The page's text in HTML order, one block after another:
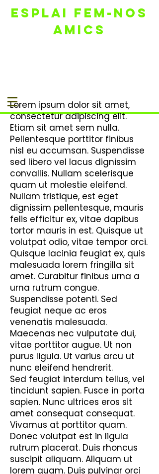
ESPLAI FEM-NOS
AMICS
Lorem ipsum dolor sit amet,
consectetur adipiscing elit.
Etiam sit amet sem nulla.
Pellentesque porttitor finibus
nisl eu accumsan. Suspendisse
sed libero vel lacus dignissim
convallis. Nullam scelerisque
quam ut molestie eleifend.
Nullam tristique, est eget
dignissim pellentesque, mauris
felis efficitur ex, vitae dapibus
tortor mauris in est. Quisque ut
volutpat odio, vitae tempor orci.
Quisque lacinia feugiat ex, quis
malesuada lorem fringilla sit
amet. Curabitur finibus urna a
urna rutrum congue.
Suspendisse potenti. Sed
feugiat neque ac eros
venenatis malesuada.
Maecenas nec vulputate dui,
vitae porttitor augue. Ut non
purus ligula. Ut varius arcu ut
nunc eleifend hendrerit.
Sed feugiat interdum tellus, vel
tincidunt sapien. Fusce in porta
sapien. Nunc ultrices eros sit
amet consequat consequat.
Vivamus at porttitor quam.
Donec volutpat est in ligula
rutrum placerat. Duis rhoncus
suscipit aliquam. Aliquam ut
lorem quam. Duis pulvinar orci